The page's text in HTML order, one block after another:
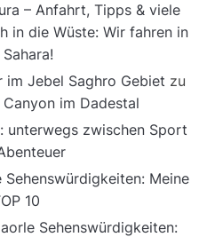
– Anfahrt, Tipps & viele
in die Wüste: Wir fahren in
im Jebel Saghro Gebiet zu
im Dadestal
unterwegs zwischen Sport
Sehenswürdigkeiten: Meine
10
Sehenswürdigkeiten: